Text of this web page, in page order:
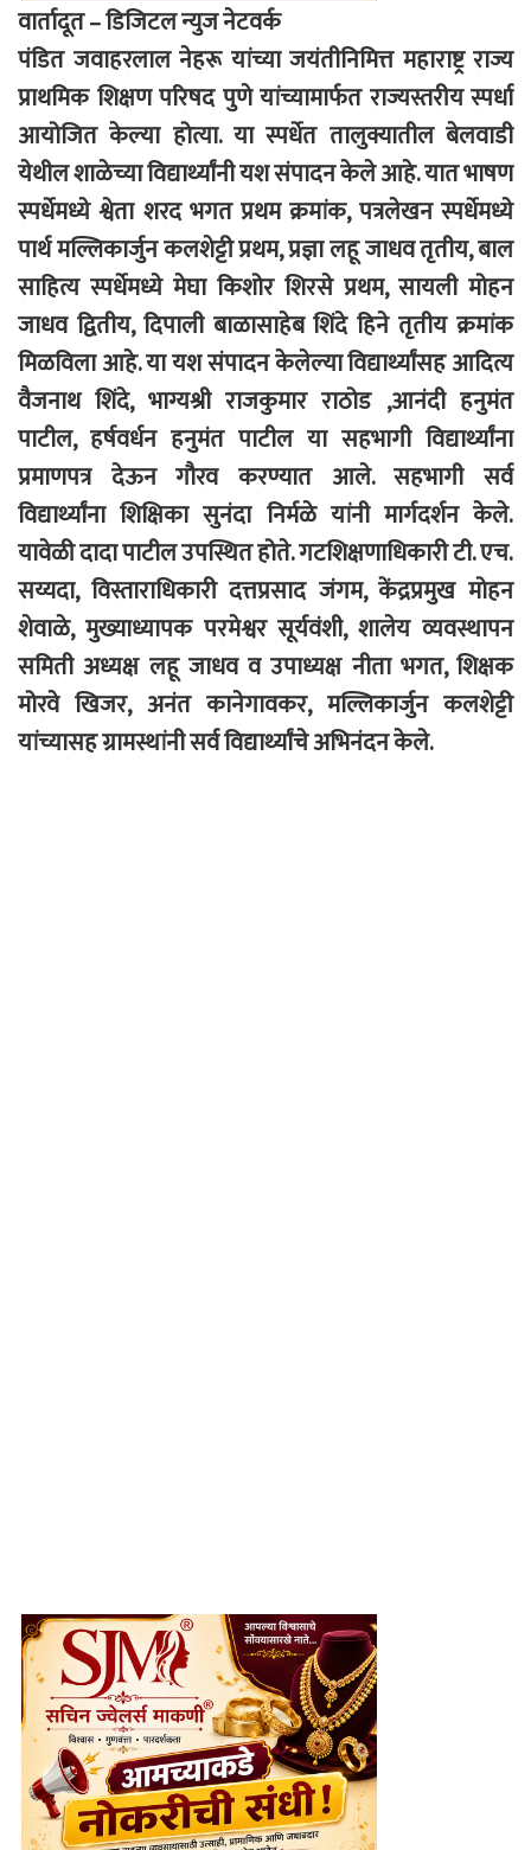
वार्तादूत – डिजिटल न्युज नेटवर्क
पंडित जवाहरलाल नेहरू यांच्या जयंतीनिमित्त महाराष्ट्र राज्य
प्राथमिक शिक्षण परिषद पुणे यांच्यामार्फत राज्यस्तरीय स्पर्धा
आयोजित केल्या होत्या. या स्पर्धेत तालुक्यातील बेलवाडी
येथील शाळेच्या विद्यार्थ्यांनी यश संपादन केले आहे. यात भाषण
स्पर्धेमध्ये श्वेता शरद भगत प्रथम क्रमांक, पत्रलेखन स्पर्धेमध्ये
पार्थ मल्लिकार्जुन कलशेट्टी प्रथम, प्रज्ञा लहू जाधव तृतीय, बाल
साहित्य स्पर्धेमध्ये मेघा किशोर शिरसे प्रथम, सायली मोहन
जाधव द्वितीय, दिपाली बाळासाहेब शिंदे हिने तृतीय क्रमांक
मिळविला आहे. या यश संपादन केलेल्या विद्यार्थ्यांसह आदित्य
वैजनाथ शिंदे, भाग्यश्री राजकुमार राठोड ,आनंदी हनुमंत
पाटील, हर्षवर्धन हनुमंत पाटील या सहभागी विद्यार्थ्यांना
प्रमाणपत्र देऊन गौरव करण्यात आले. सहभागी सर्व
विद्यार्थ्यांना शिक्षिका सुनंदा निर्मळे यांनी मार्गदर्शन केले.
यावेळी दादा पाटील उपस्थित होते. गटशिक्षणाधिकारी टी. एच.
सय्यदा, विस्ताराधिकारी दत्तप्रसाद जंगम, केंद्रप्रमुख मोहन
शेवाळे, मुख्याध्यापक परमेश्वर सूर्यवंशी, शालेय व्यवस्थापन
समिती अध्यक्ष लहू जाधव व उपाध्यक्ष नीता भगत, शिक्षक
मोरवे खिजर, अनंत कानेगावकर, मल्लिकार्जुन कलशेट्टी
यांच्यासह ग्रामस्थांनी सर्व विद्यार्थ्यांचे अभिनंदन केले.